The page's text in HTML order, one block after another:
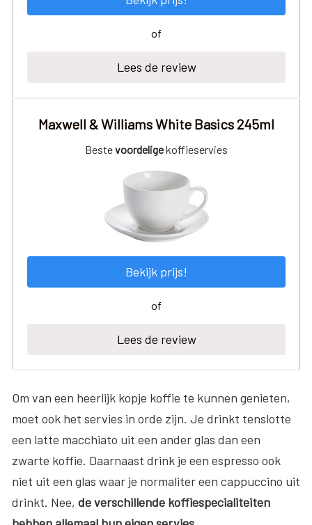
of
Lees de review
Maxwell & Williams White Basics 245ml
Bestevoordeligekoffieservies
Bekijk prijs!
of
Lees de review
Om van een heerlijk kopje koffie te kunnen genieten,
moet ook het servies in orde zijn. Je drinkt tenslotte
een latte macchiato uit een ander glas dan een
zwarte koffie. Daarnaast drink je een espresso ook
niet uit een glas waar je normaliter een cappuccino uit
drinkt. Nee, de verschillende koffiespecialiteiten